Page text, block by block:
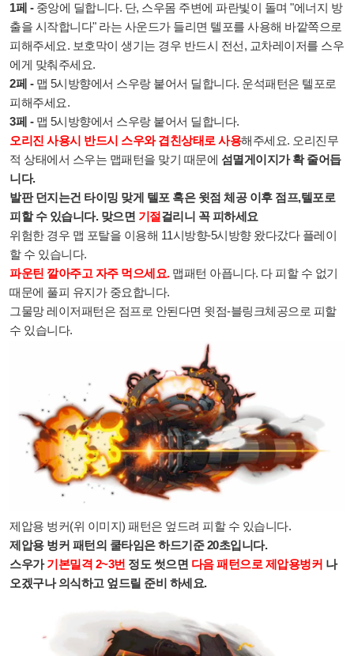
1페 -중앙에 딜합니다. 단, 스우몸 주변에 파란빛이 돌며 "에너지 방
출을 시작합니다" 라는 사운드가 들리면 텔포를 사용해 바깥쪽으로
피해주세요. 보호막이 생기는 경우 반드시 전선, 교차레이저를 스우
에게 맞춰주세요.
2페 -맵 5시방향에서 스우랑 붙어서 딜합니다. 운석패턴은 텔포로
피해주세요.
3페 -맵 5시방향에서 스우랑 붙어서 딜합니다.
오리진 사용시 반드시 스우와 겹친상태로 사용해주세요. 오리진무
적 상태에서 스우는 맵패턴을 맞기 때문에 섬멸게이지가 확 줄어듭
니다.
발판 던지는건 타이밍 맞게 텔포 혹은 윗점 체공 이후 점프,텔포로
피할 수 있습니다. 맞으면 기절걸리니 꼭 피하세요
위험한 경우 맵 포탈을 이용해 11시방향-5시방향 왔다갔다 플레이
할 수 있습니다.
파운틴 깔아주고 자주 먹으세요.맵패턴 아픕니다. 다 피할 수 없기
때문에 풀피 유지가 중요합니다.
그물망 레이저패턴은 점프로 안된다면 윗점-블링크체공으로 피할
수 있습니다.
제압용 벙커(위 이미지) 패턴은 엎드려 피할 수 있습니다.
제압용 벙커 패턴의 쿨타임은 하드기준 20초입니다.
스우가기본밀격 2~3번 정도 썻으면 다음 패턴으로 제압용벙커 나
오겠구나 의식하고 엎드릴 준비 하세요.